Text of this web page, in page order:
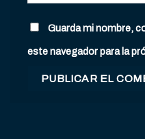
Guarda mi nombre,
este navegador para la